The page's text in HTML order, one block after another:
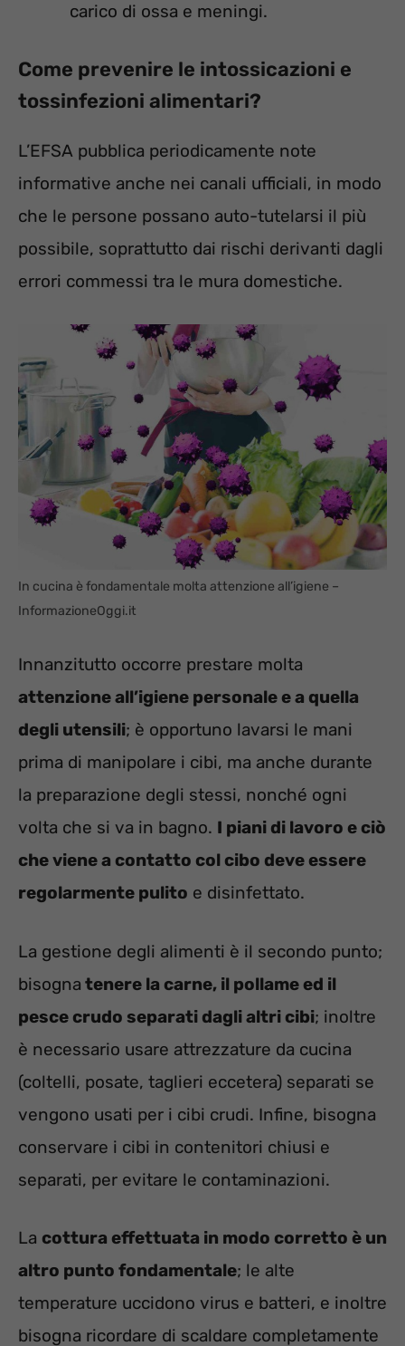
carico di ossa e meningi.
Come prevenire le intossicazioni e
tossinfezioni alimentari?
L’EFSA pubblica periodicamente note
informative anche nei canali ufficiali, in modo
che le persone possano auto-tutelarsi il più
possibile, soprattutto dai rischi derivanti dagli
errori commessi tra le mura domestiche.
In cucina è fondamentale molta attenzione all’igiene –
InformazioneOggi.it
Innanzitutto occorre prestare molta
attenzione all’igiene personale e a quella
degli utensili; è opportuno lavarsi le mani
prima di manipolare i cibi, ma anche durante
la preparazione degli stessi, nonché ogni
volta che si va in bagno. I piani di lavoro e ciò
che viene a contatto col cibo deve essere
regolarmente pulito e disinfettato.
La gestione degli alimenti è il secondo punto;
bisogna tenere la carne, il pollame ed il
pesce crudo separati dagli altri cibi; inoltre
è necessario usare attrezzature da cucina
(coltelli, posate, taglieri eccetera) separati se
vengono usati per i cibi crudi. Infine, bisogna
conservare i cibi in contenitori chiusi e
separati, per evitare le contaminazioni.
La cottura effettuata in modo corretto è un
altro punto fondamentale; le alte
temperature uccidono virus e batteri, e inoltre
bisogna ricordare di scaldare completamente